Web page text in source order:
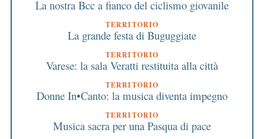
La nostra Bcc a fianco del ciclismo giovanile
TERRITORIO
La grande festa di Buguggiate
TERRITORIO
Varese: la sala Veratti restituita alla città
TERRITORIO
Donne In•Canto: la musica diventa impegno
TERRITORIO
Musica sacra per una Pasqua di pace